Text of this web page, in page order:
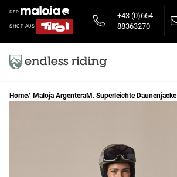
DER
SHOP AUS
+43 (0)664-
88363270
Home Maloja ArgenteraM. Superleichte Daunenjacke